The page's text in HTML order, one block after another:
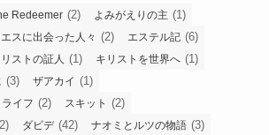
Redeemer (2) よみがえりの主 (1)
スに出会った人々 (2) エステル記 (6)
ストの証人 (1) キリストを世界へ (1)
(3) ザアカイ (1)
イフ (2) スキット (2)
ダビデ(42) ナオミとルツの物語 (3)